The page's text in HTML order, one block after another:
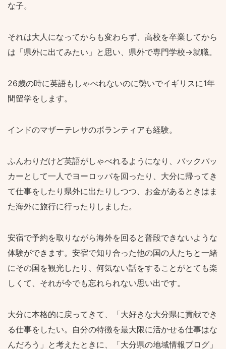
な子。
それは大人になってからも変わらず、高校を卒業してから
は「県外に出てみたい」と思い、県外で専門学校→就職。
26歳の時に英語もしゃべれないのに勢いでイギリスに1年
間留学をします。
インドのマザーテレサのボランティアも経験。
ふんわりだけど英語がしゃべれるようになり、バックパッ
カーとして一人でヨーロッパを回ったり、大分に帰ってき
て仕事をしたり県外に出たりしつつ、お金があるときはま
た海外に旅行に行ったりしました。
安宿で予約を取りながら海外を回ると普段できないような
体験ができます。安宿で知り合った他の国の人たちと一緒
にその国を観光したり、何気ない話をすることがとても楽
しくて、それが今でも忘れられない思い出です。
大分に本格的に戻ってきて、「大好きな大分県に貢献でき
る仕事をしたい。自分の特徴を最大限に活かせる仕事はな
んだろう」と考えたときに、「大分県の地域情報ブログ」